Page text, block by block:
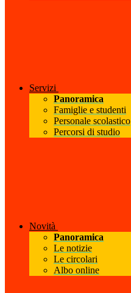
Servizi
Panoramica
Famiglie e studenti
Personale scolastico
Percorsi di studio
Novità
Panoramica
Le notizie
Le circolari
Albo online